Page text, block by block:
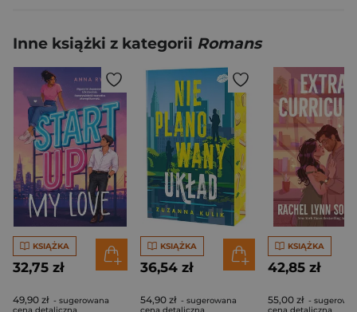
Inne książki z kategorii Romans
KSIĄŻKA
32,75 zł
49,90 zł - sugerowana
KSIĄŻKA
36,54 zł
54,90 zł - sugerowana
KSIĄŻKA
42,85 zł
55,00 zł -